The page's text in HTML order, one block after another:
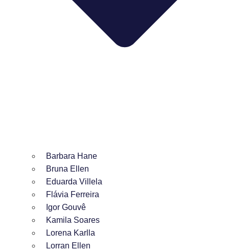
Barbara Hane
Bruna Ellen
Eduarda Villela
Flávia Ferreira
Igor Gouvê
Kamila Soares
Lorena Karlla
Lorran Ellen